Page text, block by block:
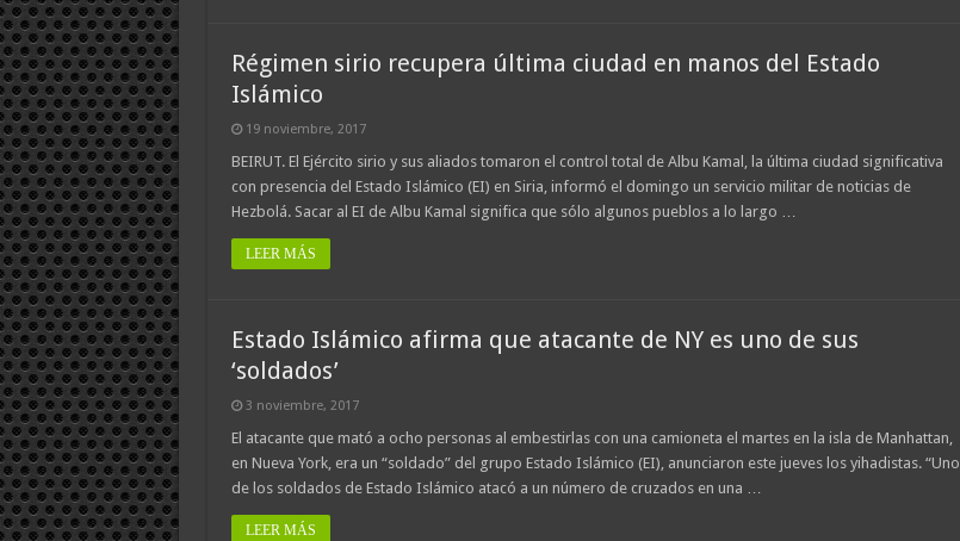
Régimen sirio recupera última ciudad en manos del Estado
Islámico
19 noviembre, 2017
BEIRUT. El Ejército sirio y sus aliados tomaron el control total de Albu Kamal, la última ciudad significativa
con presencia del Estado Islámico (EI) en Siria, informó el domingo un servicio militar de noticias de
Hezbolá. Sacar al EI de Albu Kamal significa que sólo algunos pueblos a lo largo …
LEER MÁS
Estado Islámico afirma que atacante de NY es uno de sus
‘soldados’
3 noviembre, 2017
El atacante que mató a ocho personas al embestirlas con una camioneta el martes en la isla de Manhattan,
en Nueva York, era un “soldado” del grupo Estado Islámico (EI), anunciaron este jueves los yihadistas. “Uno
de los soldados de Estado Islámico atacó a un número de cruzados en una …
LEER MÁS